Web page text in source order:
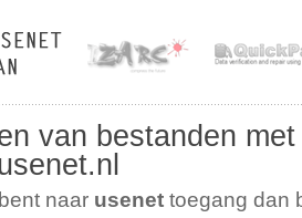
van bestanden
naar usenettoegang dan